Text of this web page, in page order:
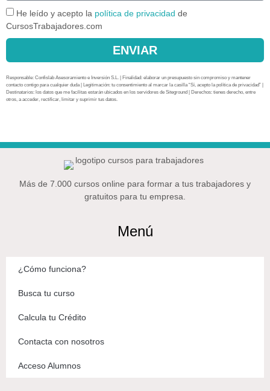
He leído y acepto la política de privacidad de
CursosTrabajadores.com
ENVIAR
Responsable: Confislab Asesoramiento e Inversión S.L. | Finalidad: elaborar un presupuesto sin compromiso y mantener
contacto contigo para cualquier duda | Legitimación: tu consentimiento al marcar la casilla “Sí, acepto la política de privacidad” |
Destinatarios: los datos que me facilitas estarán ubicados en los servidores de Siteground | Derechos: tienes derecho, entre
otros, a acceder, rectificar, limitar y suprimir tus datos.
Más de 7.000 cursos online para formar a tus trabajadores y
gratuitos para tu empresa.
Menú
¿Cómo funciona?
Busca tu curso
Calcula tu Crédito
Contacta con nosotros
Acceso Alumnos